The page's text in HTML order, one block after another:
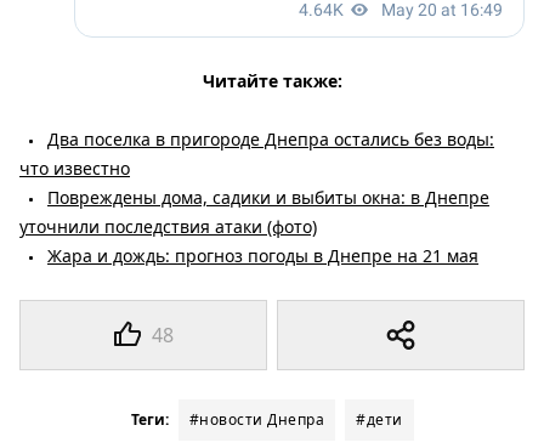
48
Читайте также:
Два поселка в пригороде Днепра остались без воды:
что известно
Повреждены дома, садики и выбиты окна: в Днепре
уточнили последствия атаки (фото)
Жара и дождь: прогноз погоды в Днепре на 21 мая
Теги: #новости Днепра #дети